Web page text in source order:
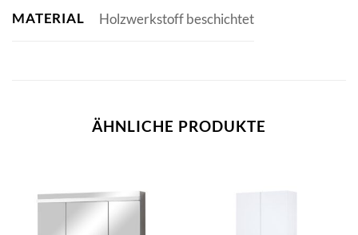
MATERIAL Holzwerkstoff beschichtet
ÄHNLICHE PRODUKTE